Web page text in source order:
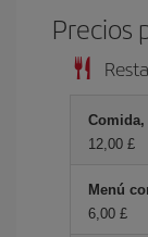
Precios
Comida,
12,00 £
Menú
6,00 £